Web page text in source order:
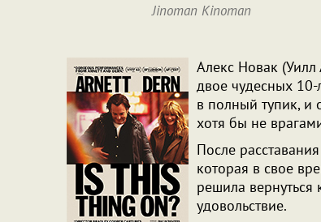
Jinoman Kinoman
Алекс Новак
двое чудесных
в полный тупик, и
хотя бы не
После
которая в свое
решила вернуться
удовольствие.